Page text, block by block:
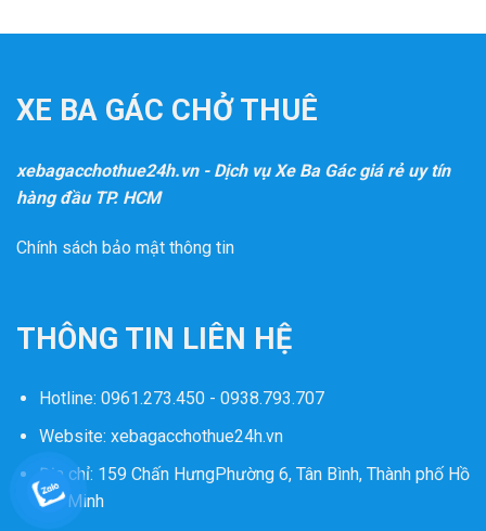
XE BA GÁC CHỞ THUÊ
xebagacchothue24h.vn - Dịch vụ Xe Ba Gác giá rẻ uy tín
hàng đầu TP. HCM
Chính sách bảo mật thông tin
THÔNG TIN LIÊN HỆ
Hotline: 0961.273.450 - 0938.793.707
Website: xebagacchothue24h.vn
Địa chỉ: 159 Chấn HưngPhường 6, Tân Bình, Thành phố Hồ
Chí Minh